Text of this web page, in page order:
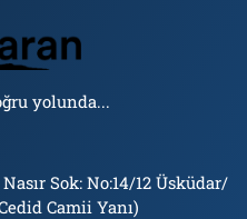
yolunda...
Sok: No:14/12 Üsküdar/
Camii Yanı)